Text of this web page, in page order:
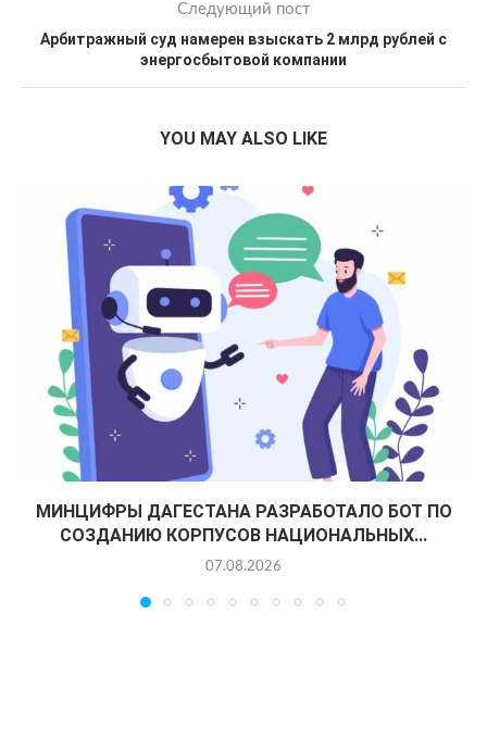
Следующий пост
Арбитражный суд намерен взыскать 2 млрд рублей с
энергосбытовой компании
YOU MAY ALSO LIKE
МИНЦИФРЫ ДАГЕСТАНА РАЗРАБОТАЛО БОТ ПО
СОЗДАНИЮ КОРПУСОВ НАЦИОНАЛЬНЫХ...
07.08.2026